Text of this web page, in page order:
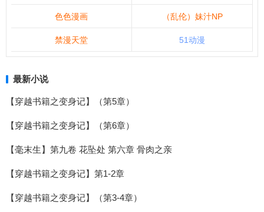
色色漫画 （乱伦）妹汁NP
禁漫天堂 51动漫
最新小说
【穿越书籍之变身记】（第5章）
【穿越书籍之变身记】（第6章）
【毫末生】第九卷 花坠处 第六章 骨肉之亲
【穿越书籍之变身记】第1-2章
【穿越书籍之变身记】（第3-4章）